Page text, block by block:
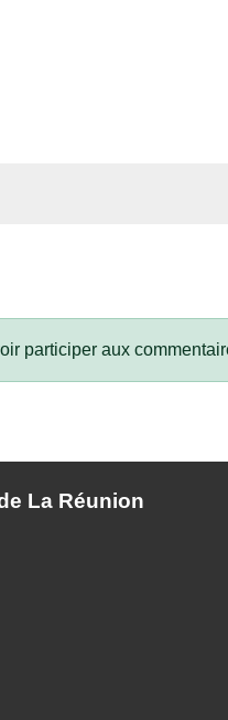
participer aux
La Réunion